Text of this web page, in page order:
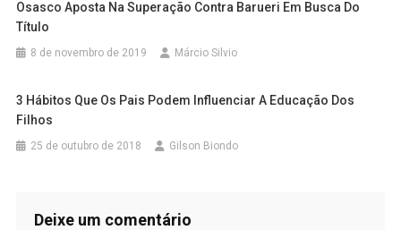
Osasco Aposta Na Superação Contra Barueri Em Busca Do
Título
8 de novembro de 2019 Márcio Silvio
3 Hábitos Que Os Pais Podem Influenciar A Educação Dos
Filhos
25 de outubro de 2018 Gilson Biondo
Deixe um comentário